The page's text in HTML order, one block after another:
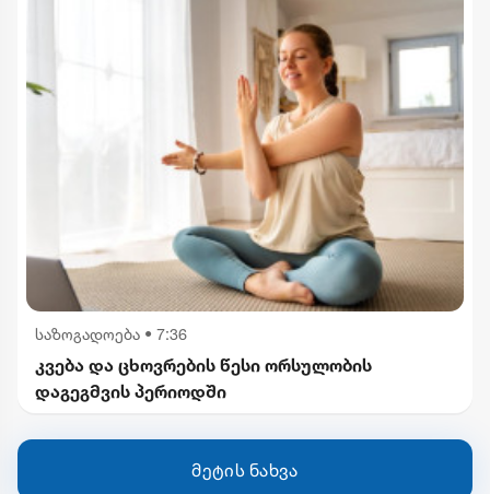
საზოგადოება • 7:36
კვება და ცხოვრების წესი ორსულობის
დაგეგმვის პერიოდში
მეტის ნახვა